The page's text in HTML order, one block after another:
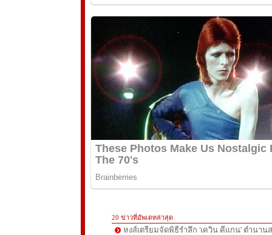
20 ข่าวที่อัพเดทล่าสุด
หงส์เตรียมจัดพิธีรำลึก 'เควิน คีแกน' ตำนาน